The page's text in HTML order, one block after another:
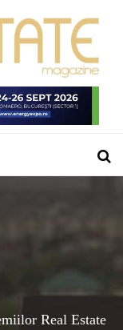
Real Estate